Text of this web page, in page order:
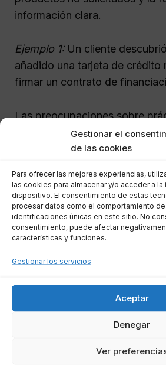
Gestionar el
de las cookies
Para ofrecer las mejores experiencias,
las cookies para almacenar y/o acceder a
dispositivo. El consentimiento de estas
procesar datos como el comportamiento
identificaciones únicas en este sitio. No
consentimiento, puede afectar
características y funciones.
Gestionar los servicios
Aceptar
Denegar
Ver
información clara.
Ejemplo 1:Un cliente
añadido una tarjeta de crédito
firmar un contrato de
Las preocupaciones sobre
Estrategias de venta
cliente a aceptar
Falta de
servicios sin la
Costos ocultos:
Problemas en la
inversiones y